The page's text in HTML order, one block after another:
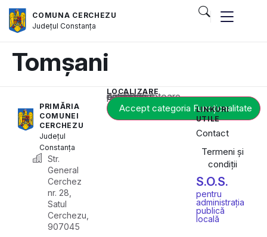
COMUNA CERCHEZU
JudețulConstanța
Tomșani
PRIMĂRIA
COMUNEI
CERCHEZU
Județul
Constanța
Str.
General
Cerchez
nr. 28,
Satul
Cerchezu,
907045
LOCALIZARE
Acest conținut este blocat până când acceptați categoria corespunzătoare de cookie-uri.
Accept categoria Funcționalitate
LINKURI
UTILE
Contact
Termeni și
condiții
S.O.S.
pentru
administrația
publică
locală